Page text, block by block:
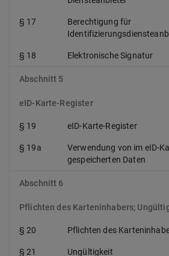
§ 17
Berechtigung für
§ 18 Elektronische Signatur
Abschnitt 5
eID-Karte-Register
§ 19 eID-Karte-Register
§ 19a
Verwendung von im eID-
gespeicherten Daten
Abschnitt 6
Pflichten des Karteninhabers;
§ 20 Pflichten des
§ 21 Ungültigkeit